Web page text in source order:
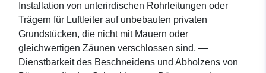
Installation von unterirdischen Rohrleitungen oder
Trägern für Luftleiter auf unbebauten privaten
Grundstücken, die nicht mit Mauern oder
gleichwertigen Zäunen verschlossen sind, —
Dienstbarkeit des Beschneidens und Abholzens von